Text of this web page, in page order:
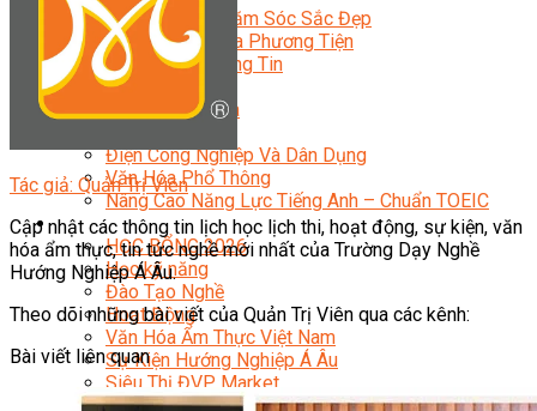
Tạo Mẫu Và Chăm Sóc Sắc Đẹp
Truyền Thông Đa Phương Tiện
Công Nghệ Thông Tin
An Ninh Mạng
Thiết Kế Đồ Họa
Điện Công Nghiệp Và Dân Dụng
Văn Hóa Phổ Thông
Nâng Cao Năng Lực Tiếng Anh – Chuẩn TOEIC
Tin Tức
HỌC BỔNG 2026
Học kỹ năng
Đào Tạo Nghề
Hoạt Động
Văn Hóa Ẩm Thực Việt Nam
Sự Kiện Hướng Nghiệp Á Âu
Siêu Thị ĐVP Market
Tác giả: Quản Trị Viên
Cập nhật các thông tin lịch học lịch thi, hoạt động, sự kiện, văn
hóa ẩm thực, tin tức nghề mới nhất của Trường Dạy Nghề
Hướng Nghiệp Á Âu.
Theo dõi những bài viết của Quản Trị Viên qua các kênh:
Bài viết liên quan